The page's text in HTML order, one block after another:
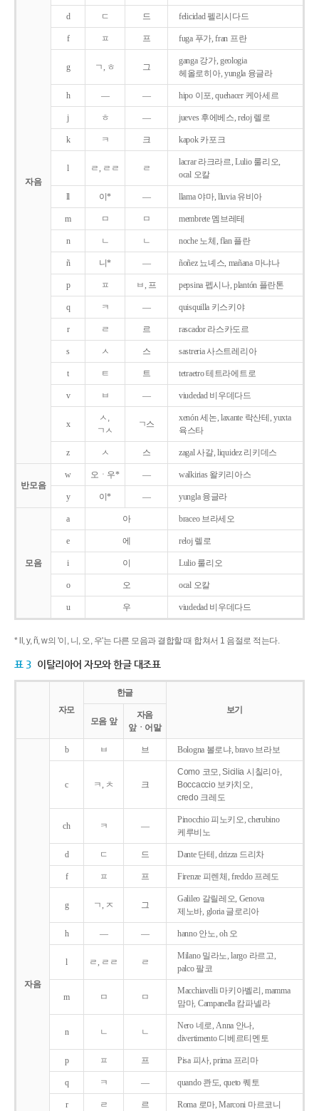
자음
d ㄷ 드 felicidad 펠리시다드
f ㅍ 프 fuga 푸가, fran 프란
g ㄱ, ㅎ 그
ganga 강가, geologia
헤올로히아, yungla 융글라
h ― ― hipo 이포, quehacer 케아세르
j ㅎ ― jueves 후에베스, reloj 렐로
k ㅋ 크 kapok 카포크
l ㄹ, ㄹㄹ ㄹ
lacrar 라크라르, Lulio 룰리오,
ocal 오칼
ll 이* ― llama 야마, lluvia 유비아
m ㅁ ㅁ membrete 멤브레테
n ㄴ ㄴ noche 노체, flan 플란
ñ 니* ― ñoñez 뇨녜스, mañana 마냐나
p ㅍ ㅂ, 프 pepsina 펩시나, plantón 플란톤
q ㅋ ― quisquilla 키스키야
r ㄹ 르 rascador 라스카도르
s ㅅ 스 sastreria 사스트레리아
t ㅌ 트 tetraetro 테트라에트로
v ㅂ ― viudedad 비우데다드
x
ㅅ,
ㄱㅅ
ㄱ스
xenón 세논, laxante 락산테, yuxta
육스타
z ㅅ 스 zagal 사갈, liquidez 리키데스
반모음
w 오ㆍ우* ― walkirias 왈키리아스
y 이* ― yungla 융글라
모음
a 아 braceo 브라세오
e 에 reloj 렐로
i 이 Lulio 룰리오
o 오 ocal 오칼
u 우 viudedad 비우데다드
* ll, y, ñ, w의 '이, 니, 오, 우'는 다른 모음과 결합할 때 합쳐서 1 음절로 적는다.
표 3 이탈리아어 자모와 한글 대조표
자모
한글
보기
모음 앞
자음
앞ㆍ어말
자음
b ㅂ 브 Bologna 볼로냐, bravo 브라보
c ㅋ, ㅊ 크
Como 코모, Sicilia 시칠리아,
Boccaccio 보카치오,
credo 크레도
ch ㅋ ―
Pinocchio 피노키오, cherubino
케루비노
d ㄷ 드 Dante 단테, drizza 드리차
f ㅍ 프 Firenze 피렌체, freddo 프레도
g ㄱ, ㅈ 그
Galileo 갈릴레오, Genova
제노바, gloria 글로리아
h ― ― hanno 안노, oh 오
l ㄹ, ㄹㄹ ㄹ
Milano 밀라노, largo 라르고,
palco 팔코
m ㅁ ㅁ
Macchiavelli 마키아벨리, mamma
맘마, Campanella 캄파넬라
n ㄴ ㄴ
Nero 네로, Anna 안나,
divertimento 디베르티멘토
p ㅍ 프 Pisa 피사, prima 프리마
q ㅋ ― quando 콴도, queto 퀘토
r ㄹ 르 Roma 로마, Marconi 마르코니